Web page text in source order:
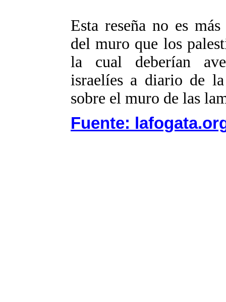
Esta reseña no es
del muro que los
la cual deberían
israelíes a diario de
sobre el muro de las
Fuente: